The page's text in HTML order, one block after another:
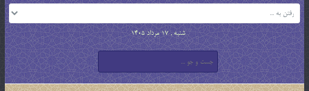
شنبه , 17 مرداد 1405